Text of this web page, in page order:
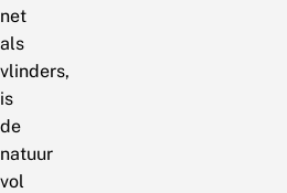
net
als
vlinders,
is
de
natuur
vol